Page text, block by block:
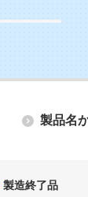
製品名
製造終了品